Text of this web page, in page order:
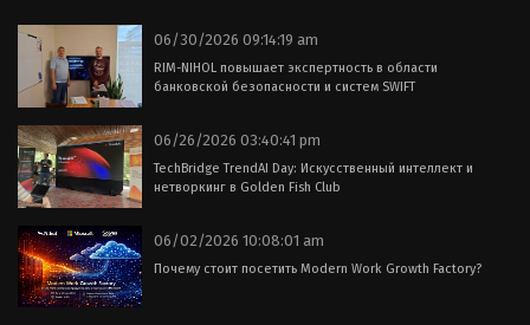
06/30/2026 09:14:19 am
RIM-NIHOL повышает экспертность в области
банковской безопасности и систем SWIFT
06/26/2026 03:40:41 pm
TechBridge TrendAI Day: Искусственный интеллект и
нетворкинг в Golden Fish Club
06/02/2026 10:08:01 am
Почему стоит посетить Modern Work Growth Factory?